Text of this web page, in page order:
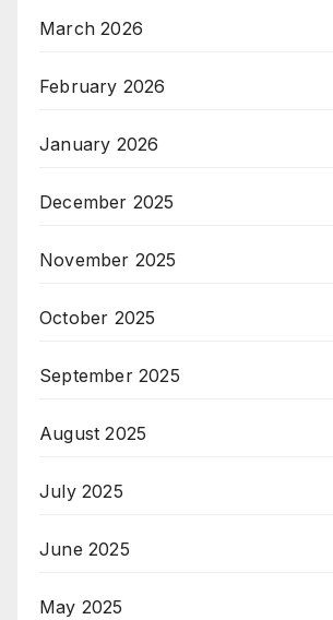
March 2026
February 2026
January 2026
December 2025
November 2025
October 2025
September 2025
August 2025
July 2025
June 2025
May 2025